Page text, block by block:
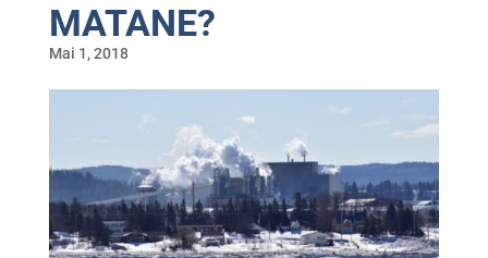
MATANE?
Mai 1, 2018